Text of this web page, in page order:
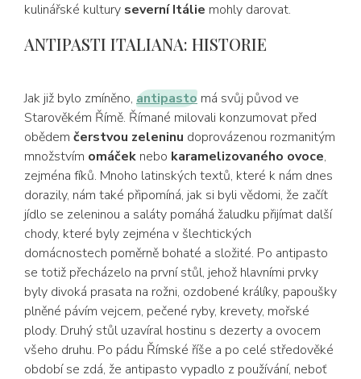
kulinářské kultury severní Itálie mohly darovat.
ANTIPASTI ITALIANA: HISTORIE
Jak již bylo zmíněno, antipasto má svůj původ ve
Starověkém Římě. Římané milovali konzumovat před
obědem čerstvou zeleninu doprovázenou rozmanitým
množstvím omáček nebo karamelizovaného ovoce,
zejména fíků. Mnoho latinských textů, které k nám dnes
dorazily, nám také připomíná, jak si byli vědomi, že začít
jídlo se zeleninou a saláty pomáhá žaludku přijímat další
chody, které byly zejména v šlechtických
domácnostech poměrně bohaté a složité. Po antipasto
se totiž přecházelo na první stůl, jehož hlavními prvky
byly divoká prasata na rožni, ozdobené králíky, papoušky
plněné pávím vejcem, pečené ryby, krevety, mořské
plody. Druhý stůl uzavíral hostinu s dezerty a ovocem
všeho druhu. Po pádu Římské říše a po celé středověké
období se zdá, že antipasto vypadlo z používání, neboť